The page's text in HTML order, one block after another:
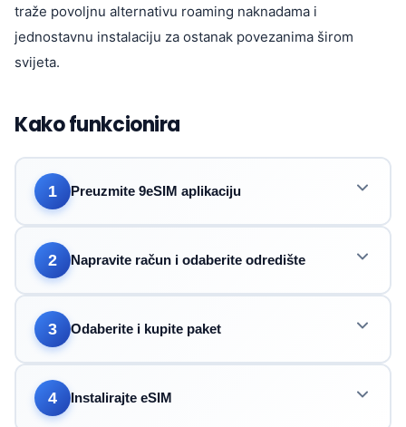
traže povoljnu alternativu roaming naknadama i
jednostavnu instalaciju za ostanak povezanima širom
svijeta.
Kako funkcionira
1 Preuzmite 9eSIM aplikaciju
2 Napravite račun i odaberite odredište
3 Odaberite i kupite paket
4 Instalirajte eSIM